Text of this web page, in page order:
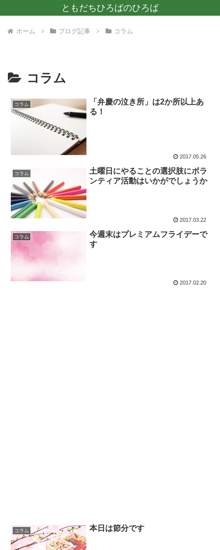
ともだちひろばのひろば
ホーム ブログ記事 コラム
コラム
コラム
「弁慶の泣き所」は2か所以上あ
る！
2017.05.26
コラム
土曜日にやることの選択肢にボラ
ンティア活動はいかがでしょうか
2017.03.22
コラム
今週末はプレミアムフライデーで
す
2017.02.20
コラム 本日は節分です